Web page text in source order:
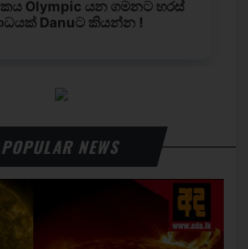
POPULAR NEWS